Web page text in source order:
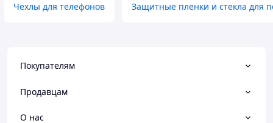
Чехлы для телефонов Защитные пленки и стекла для
Покупателям
Продавцам
О нас